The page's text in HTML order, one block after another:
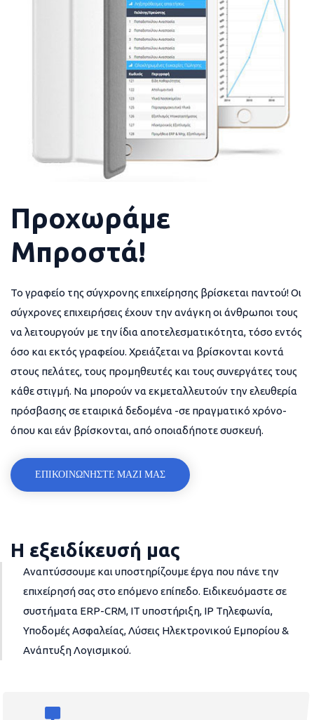
Προχωράμε
Μπροστά!
Το γραφείο της σύγχρονης επιχείρησης βρίσκεται παντού! Οι
σύγχρονες επιχειρήσεις έχουν την ανάγκη οι άνθρωποι τους
να λειτουργούν με την ίδια αποτελεσματικότητα, τόσο εντός
όσο και εκτός γραφείου. Χρειάζεται να βρίσκονται κοντά
στους πελάτες, τους προμηθευτές και τους συνεργάτες τους
κάθε στιγμή. Να μπορούν να εκμεταλλευτούν την ελευθερία
πρόσβασης σε εταιρικά δεδομένα -σε πραγματικό χρόνο-
όπου και εάν βρίσκονται, από οποιαδήποτε συσκευή.
ΕΠΙΚΟΙΝΩΝΗΣΤΕ ΜΑΖΙ ΜΑΣ
Η εξειδίκευσή μας
Αναπτύσσουμε και υποστηρίζουμε έργα που πάνε την
επιχείρησή σας στο επόμενο επίπεδο. Ειδικευόμαστε σε
συστήματα ERP-CRM, IT υποστήριξη, IP Τηλεφωνία,
Υποδομές Ασφαλείας, Λύσεις Ηλεκτρονικού Εμπορίου &
Ανάπτυξη Λογισμικού.